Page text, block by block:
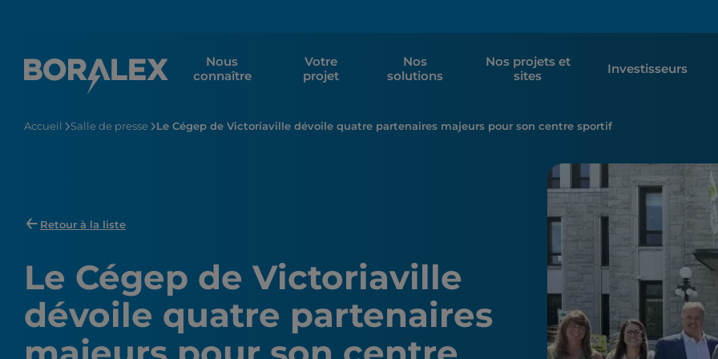
principal
Nous
connaître
Votre
projet
Nos
solutions
Nos projets et
sites
Investisseurs
Accueil Salle de presse Le Cégep de Victoriaville dévoile quatre partenaires majeurs pour son centre sportif
Retour à la liste
Le Cégep de Victoriaville
dévoile quatre partenaires